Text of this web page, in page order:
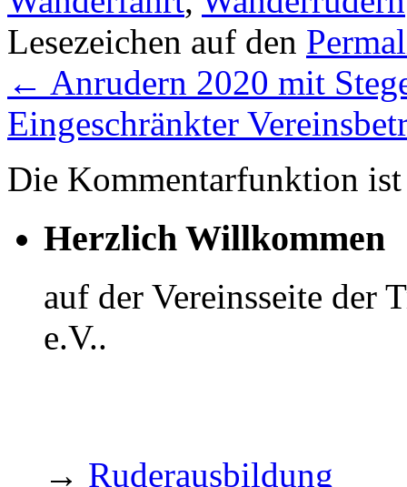
Lesezeichen auf den
← Anrudern 2020 mit
Eingeschränkter
Die Kommentarfunktion ist
Herzlich Willkommen
auf der Vereinsseite der
e.V..
→ Ruderausbildung